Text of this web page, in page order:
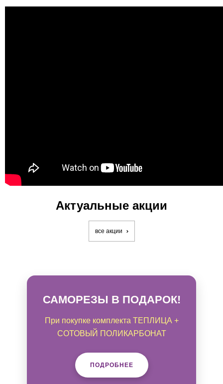
Актуальные акции
все акции
САМОРЕЗЫ В ПОДАРОК!
При покупке комплекта ТЕПЛИЦА +
СОТОВЫЙ ПОЛИКАРБОНАТ
ПОДРОБНЕЕ